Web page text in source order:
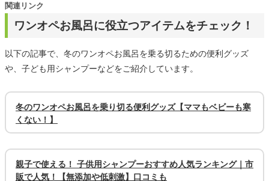
ワンオペお風呂に役立つアイテムをチェック！
関連リンク
以下の記事で、冬のワンオペお風呂を乗る切るための便利グッズ
や、子ども用シャンプーなどをご紹介しています。
冬のワンオペお風呂を乗り切る便利グッズ【ママもベビーも寒
くない！】
親子で使える！ 子供用シャンプーおすすめ人気ランキング｜市
販で人気！【無添加や低刺激】口コミも